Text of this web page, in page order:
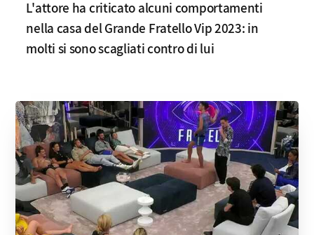
L'attore ha criticato alcuni comportamenti
nella casa del Grande Fratello Vip 2023: in
molti si sono scagliati contro di lui